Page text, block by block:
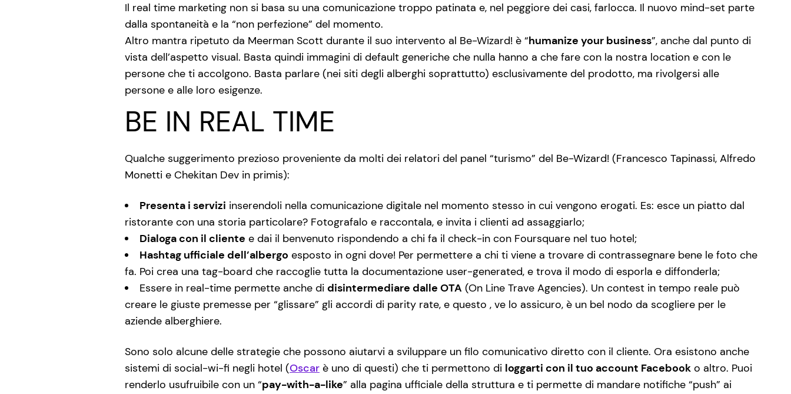
Il real time marketing non si basa su una comunicazione troppo patinata e, nel peggiore dei casi, farlocca. Il nuovo mind-set parte
dalla spontaneità e la “non perfezione” del momento.
Altro mantra ripetuto da Meerman Scott durante il suo intervento al Be-Wizard! è “humanize your business”, anche dal punto di
vista dell’aspetto visual. Basta quindi immagini di default generiche che nulla hanno a che fare con la nostra location e con le
persone che ti accolgono. Basta parlare (nei siti degli alberghi soprattutto) esclusivamente del prodotto, ma rivolgersi alle
persone e alle loro esigenze.
BE IN REAL TIME
Qualche suggerimento prezioso proveniente da molti dei relatori del panel “turismo” del Be-Wizard! (Francesco Tapinassi, Alfredo
Monetti e Chekitan Dev in primis):
Presenta i servizi inserendoli nella comunicazione digitale nel momento stesso in cui vengono erogati. Es: esce un piatto dal
ristorante con una storia particolare? Fotografalo e raccontala, e invita i clienti ad assaggiarlo;
Dialoga con il cliente e dai il benvenuto rispondendo a chi fa il check-in con Foursquare nel tuo hotel;
Hashtag ufficiale dell’albergo esposto in ogni dove! Per permettere a chi ti viene a trovare di contrassegnare bene le foto che
fa. Poi crea una tag-board che raccoglie tutta la documentazione user-generated, e trova il modo di esporla e diffonderla;
Essere in real-time permette anche di disintermediare dalle OTA (On Line Trave Agencies). Un contest in tempo reale può
creare le giuste premesse per “glissare” gli accordi di parity rate, e questo , ve lo assicuro, è un bel nodo da scogliere per le
aziende alberghiere.
Sono solo alcune delle strategie che possono aiutarvi a sviluppare un filo comunicativo diretto con il cliente. Ora esistono anche
sistemi di social-wi-fi negli hotel (Oscar è uno di questi) che ti permettono di loggarti con il tuo account Facebook o altro. Puoi
renderlo usufruibile con un “pay-with-a-like” alla pagina ufficiale della struttura e ti permette di mandare notifiche “push” ai